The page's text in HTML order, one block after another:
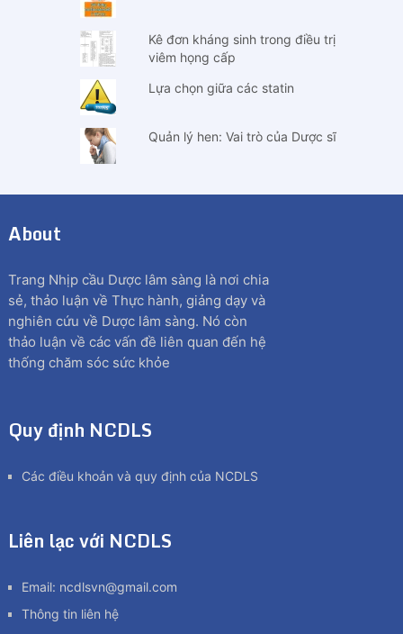
Kê đơn kháng sinh trong điều trị
viêm họng cấp
Lựa chọn giữa các statin
Quản lý hen: Vai trò của Dược sĩ
About
Trang Nhịp cầu Dược lâm sàng là nơi chia
sẻ, thảo luận về Thực hành, giảng dạy và
nghiên cứu về Dược lâm sàng. Nó còn
thảo luận về các vấn đề liên quan đến hệ
thống chăm sóc sức khỏe
Quy định NCDLS
Các điều khoản và quy định của NCDLS
Liên lạc với NCDLS
Email: ncdlsvn@gmail.com
Thông tin liên hệ